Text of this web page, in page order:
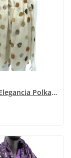
Pañuelo Elegancia Polka Beige